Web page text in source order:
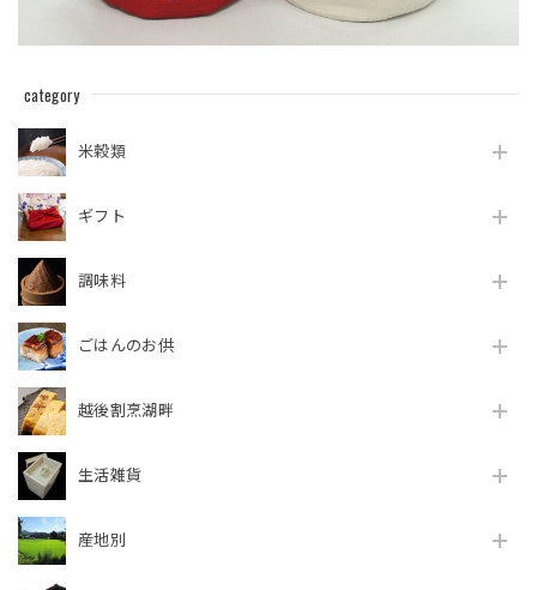
category
米穀類
ギフト
調味料
ごはんのお供
越後割烹湖畔
生活雑貨
産地別